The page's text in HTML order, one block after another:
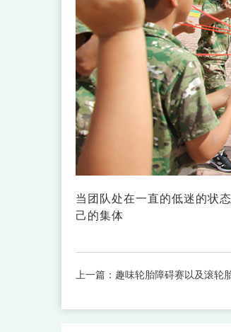
当团队处在一直的低迷的状
己的集体
上一篇： 趣味轮胎障碍赛以及滚轮